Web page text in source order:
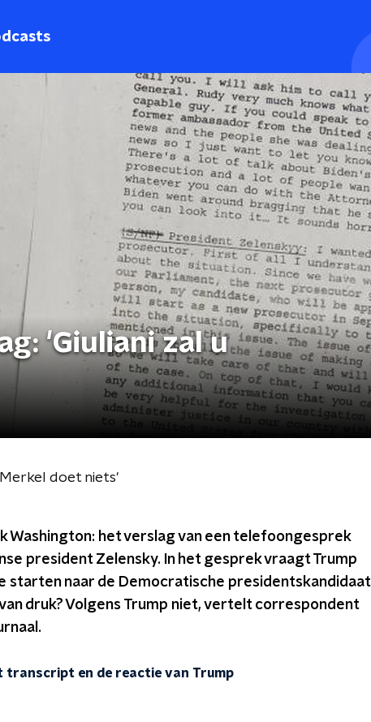
'Giuliani zal u
doet niets'
Washington: het verslag van een telefoongesprek
president Zelensky. In het gesprek vraagt Trump
starten naar de Democratische presidentskandidaat
druk? Volgens Trump niet, vertelt correspondent
transcript en de reactie van Trump